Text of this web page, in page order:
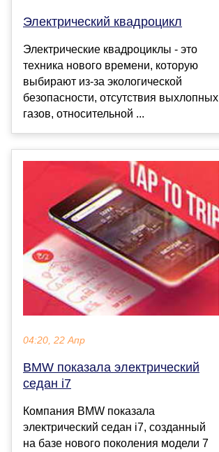
Электрический квадроцикл
Электрические квадроциклы - это
техника нового времени, которую
выбирают из-за экологической
безопасности, отсутствия выхлопных
газов, относительной ...
04:20, 22 Апр
BMW показала электрический
седан i7
Компания BMW показала
электрический седан i7, созданный
на базе нового поколения модели 7